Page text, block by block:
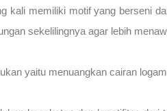
kali memiliki motif yang berseni
sekelilingnya agar lebih
yaitu menuangkan cairan